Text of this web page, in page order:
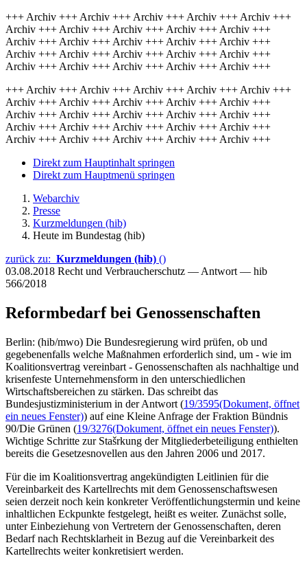
+++ Archiv +++ Archiv +++ Archiv +++ Archiv +++ Archiv +++
Archiv +++ Archiv +++ Archiv +++ Archiv +++ Archiv +++
Archiv +++ Archiv +++ Archiv +++ Archiv +++ Archiv +++
Archiv +++ Archiv +++ Archiv +++ Archiv +++ Archiv +++
Archiv +++ Archiv +++ Archiv +++ Archiv +++ Archiv +++
+++ Archiv +++ Archiv +++ Archiv +++ Archiv +++ Archiv +++
Archiv +++ Archiv +++ Archiv +++ Archiv +++ Archiv +++
Archiv +++ Archiv +++ Archiv +++ Archiv +++ Archiv +++
Archiv +++ Archiv +++ Archiv +++ Archiv +++ Archiv +++
Archiv +++ Archiv +++ Archiv +++ Archiv +++ Archiv +++
Direkt zum Hauptinhalt springen
Direkt zum Hauptmenü springen
Webarchiv
Presse
Kurzmeldungen (hib)
Heute im Bundestag (hib)
zurück zu: Kurzmeldungen (hib) ()
03.08.2018 Recht und Verbraucherschutz — Antwort — hib
566/2018
Reformbedarf bei Genossenschaften
Berlin: (hib/mwo) Die Bundesregierung wird prüfen, ob und
gegebenenfalls welche Maßnahmen erforderlich sind, um - wie im
Koalitionsvertrag vereinbart - Genossenschaften als nachhaltige und
krisenfeste Unternehmensform in den unterschiedlichen
Wirtschaftsbereichen zu stärken. Das schreibt das
Bundesjustizministerium in der Antwort (19/3595(Dokument, öffnet
ein neues Fenster)) auf eine Kleine Anfrage der Fraktion Bündnis
90/Die Grünen (19/3276(Dokument, öffnet ein neues Fenster)).
Wichtige Schritte zur Stašrkung der Mitgliederbeteiligung enthielten
bereits die Gesetzesnovellen aus den Jahren 2006 und 2017.
Für die im Koalitionsvertrag angekündigten Leitlinien für die
Vereinbarkeit des Kartellrechts mit dem Genossenschaftswesen
seien derzeit noch kein konkreter Veröffentlichungstermin und keine
inhaltlichen Eckpunkte festgelegt, heißt es weiter. Zunächst solle,
unter Einbeziehung von Vertretern der Genossenschaften, deren
Bedarf nach Rechtsklarheit in Bezug auf die Vereinbarkeit des
Kartellrechts weiter konkretisiert werden.